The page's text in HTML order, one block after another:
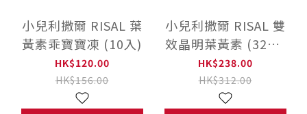
小兒利撒爾 RISAL 葉
黃素乖寶寶凍 (10入)
HK$120.00
HK$156.00
小兒利撒爾 RISAL 雙
效晶明葉黃素 (32片)
◇游離型葉黃素 好吸
收◇
HK$238.00
HK$312.00